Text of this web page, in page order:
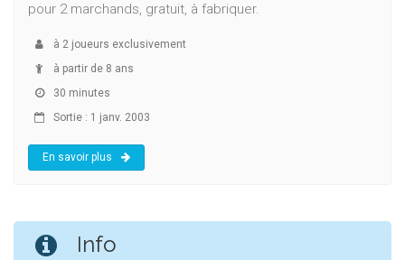
pour 2 marchands, gratuit, à fabriquer.
à 2 joueurs exclusivement
à partir de 8 ans
30 minutes
Sortie : 1 janv. 2003
En savoir plus
Info